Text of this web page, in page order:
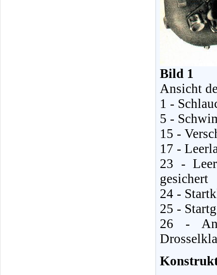
Bild 1
Ansicht
1 -
5 -
15 -
17 -
23 -
gesichert
24 -
25 -
26 -